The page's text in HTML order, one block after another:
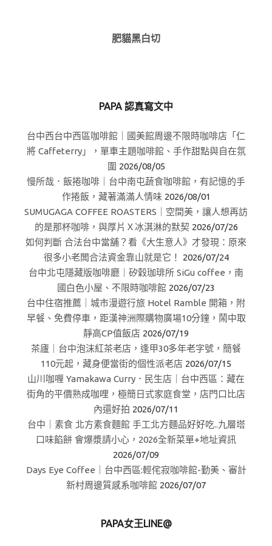
肥貓黑白切
PAPA 認真寫文中
台中西台中西區咖啡館｜國美館周邊不限時咖啡店「仁
將 Caffeterry」，單車主題咖啡館、手作甜點與自在氛
圍 2026/08/05
慢所哉．飯捲咖啡｜台中南屯蔬食咖啡館，有記憶的手
作捲飯，藏著滿滿人情味 2026/08/01
SUMUGAGA COFFEE ROASTERS｜空間美，讓人想再訪
的是那杯咖啡，與厚片Ｘ冰淇淋的默契 2026/07/26
如何判斷 合法台中當舖？看《大生意人》才發現：原來
很多小老闆合法資金靠山就是它！
2026/07/24
台中北屯隱藏版咖啡廳｜矽穀珈琲所 SiGu coffee，南
國白色小屋、不限時咖啡館 2026/07/23
台中住宿推薦｜城市漫遊行旅 Hotel Ramble 開箱，附
早餐、免費停車，距漢神洲際購物廣場10分鐘，鬧中取
靜高CP值飯店 2026/07/19
茶廬｜台中泡沫紅茶老店，逢甲30多年老字號，簡餐
110元起，藏身便當街的個性派老店 2026/07/15
山川咖喱 Yamakawa Curry．民生店｜台中西區：藏在
街角的平價熟成咖哩，極簡日式家庭食堂，店門口比店
內還好拍 2026/07/11
台中｜素食 北方素食麵館 手工北方麵品好好吃..九層塔
口味餡餅 會爆漿請小心，2026全新菜單+地址資訊
2026/07/09
Days Eye Coffee｜台中西區:輕侘寂咖啡館-勤美、審計
新村周邊質感系咖啡館 2026/07/07
PAPA女王LINE@